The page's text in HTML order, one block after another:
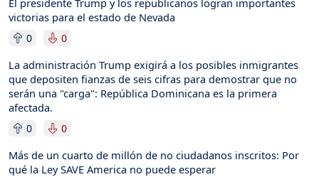
victorias para el estado de Nevada
0 0
La administración Trump exigirá a los posibles inmigrantes
que depositen fianzas de seis cifras para demostrar que no
serán una "carga": República Dominicana es la primera
afectada.
0 0
Más de un cuarto de millón de no ciudadanos inscritos: Por
qué la Ley SAVE America no puede esperar